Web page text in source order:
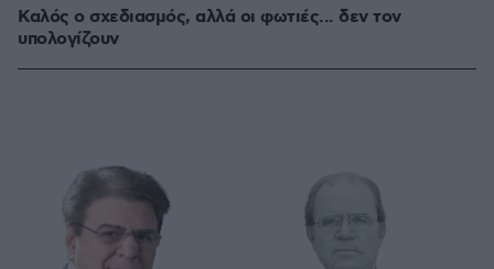
Καλός ο σχεδιασμός, αλλά οι φωτιές... δεν τον
υπολογίζουν